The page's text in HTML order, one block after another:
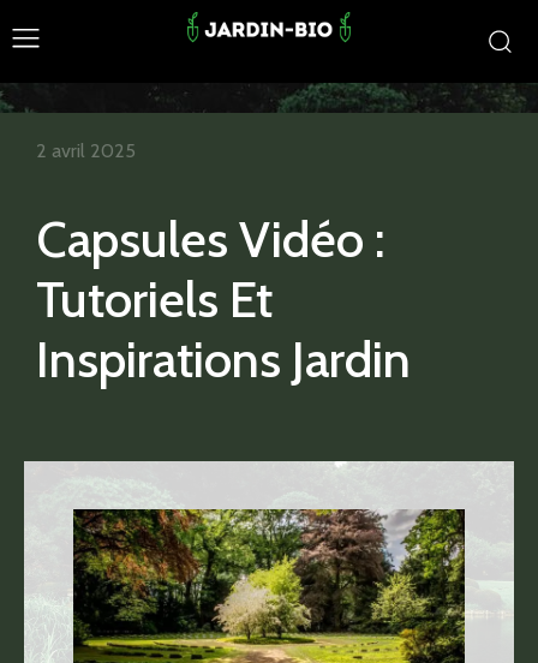
Capsules Vidéo :
Tutoriels Et
Inspirations Jardin
2 avril 2025